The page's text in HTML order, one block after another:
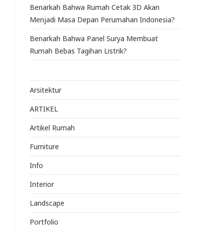
Benarkah Bahwa Rumah Cetak 3D Akan
Menjadi Masa Depan Perumahan Indonesia?
Benarkah Bahwa Panel Surya Membuat
Rumah Bebas Tagihan Listrik?
Arsitektur
ARTIKEL
Artikel Rumah
Furniture
Info
Interior
Landscape
Portfolio